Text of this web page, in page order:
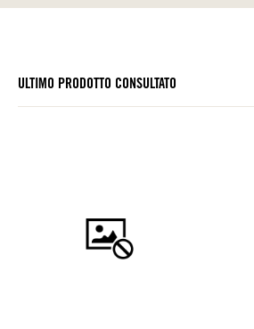
Si prega di consultare le qualità o le
ULTIMO PRODOTTO CONSULTATO